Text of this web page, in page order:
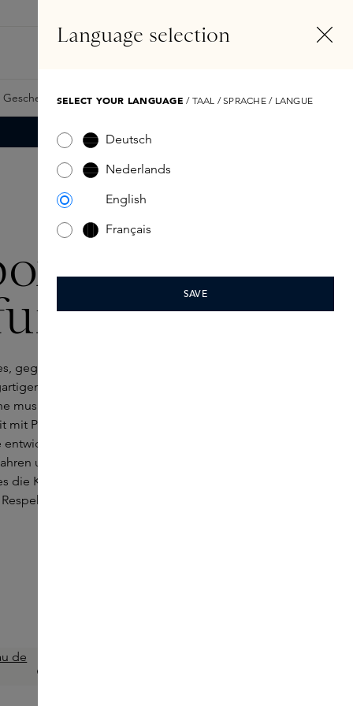
Samples Skins Exclusives Skins Boxen
gegründet in Italien, vereint Musik und
Duftkreationen. Jedes Parfüm ist eine
musikalische Highlights und Künstler, die in
mit Parfümeuren wie Dominique Ropion
wurden. Dank nachhaltiger
und wertvoller Inhaltsstoffe erweckt
die Kraft von Erinnerungen und Emotionen
für Mensch und Natur.
Language selection
SELECT YOUR LANGUAGE / TAAL / SPRACHE / LANGUE
Deutsch
Nederlands
English
Français
SAVE